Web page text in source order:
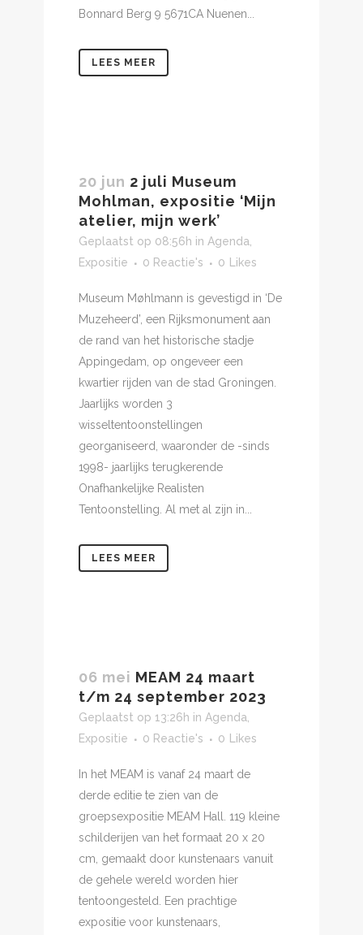
Bonnard Berg 9 5671CA Nuenen...
LEES MEER
20 jun 2 juli Museum
Mohlman, expositie ‘Mijn
atelier, mijn werk’
Geplaatst op 08:56h in Agenda
Expositie
0 Reactie's 0 Likes
Museum Møhlmann is gevestigd in ‘De
Muzeheerd’, een Rijksmonument aan
de rand van het historische stadje
Appingedam, op ongeveer een
kwartier rijden van de stad Groningen.
Jaarlijks worden 3
wisseltentoonstellingen
georganiseerd, waaronder de -sinds
1998- jaarlijks terugkerende
Onafhankelijke Realisten
Tentoonstelling. Al met al zijn in...
LEES MEER
06 mei MEAM 24 maart
t/m 24 september 2023
Geplaatst op 13:26h in Agenda
Expositie
0 Reactie's 0 Likes
In het MEAM is vanaf 24 maart de
derde editie te zien van de
groepsexpositie MEAM Hall. 119 kleine
schilderijen van het formaat 20 x 20
cm, gemaakt door kunstenaars vanuit
de gehele wereld worden hier
tentoongesteld. Een prachtige
expositie voor kunstenaars,